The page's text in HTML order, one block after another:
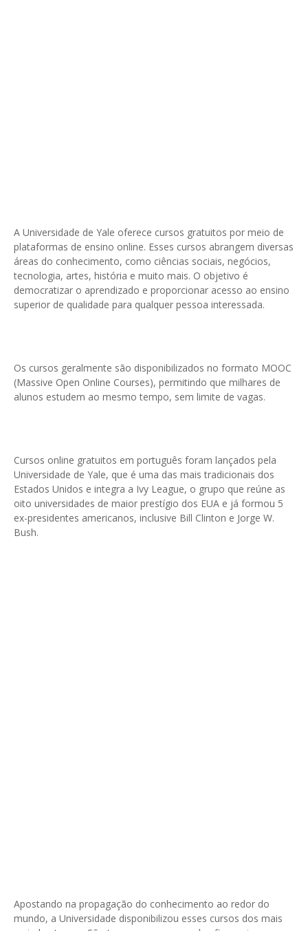
A Universidade de Yale oferece cursos gratuitos por meio de
plataformas de ensino online. Esses cursos abrangem diversas
áreas do conhecimento, como ciências sociais, negócios,
tecnologia, artes, história e muito mais. O objetivo é
democratizar o aprendizado e proporcionar acesso ao ensino
superior de qualidade para qualquer pessoa interessada.
Os cursos geralmente são disponibilizados no formato MOOC
(Massive Open Online Courses), permitindo que milhares de
alunos estudem ao mesmo tempo, sem limite de vagas.
Cursos online gratuitos em português foram lançados pela
Universidade de Yale, que é uma das mais tradicionais dos
Estados Unidos e integra a Ivy League, o grupo que reúne as
oito universidades de maior prestígio dos EUA e já formou 5
ex-presidentes americanos, inclusive Bill Clinton e Jorge W.
Bush.
Apostando na propagação do conhecimento ao redor do
mundo, a Universidade disponibilizou esses cursos dos mais